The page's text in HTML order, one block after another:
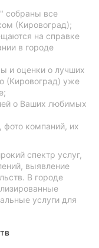
собраны все
(Кировоград);
на справке
в городе
и оценки о лучших
(Кировоград) уже
о Ваших любимых
компаний, их
спектр услуг,
выявление
В городе
услуги для